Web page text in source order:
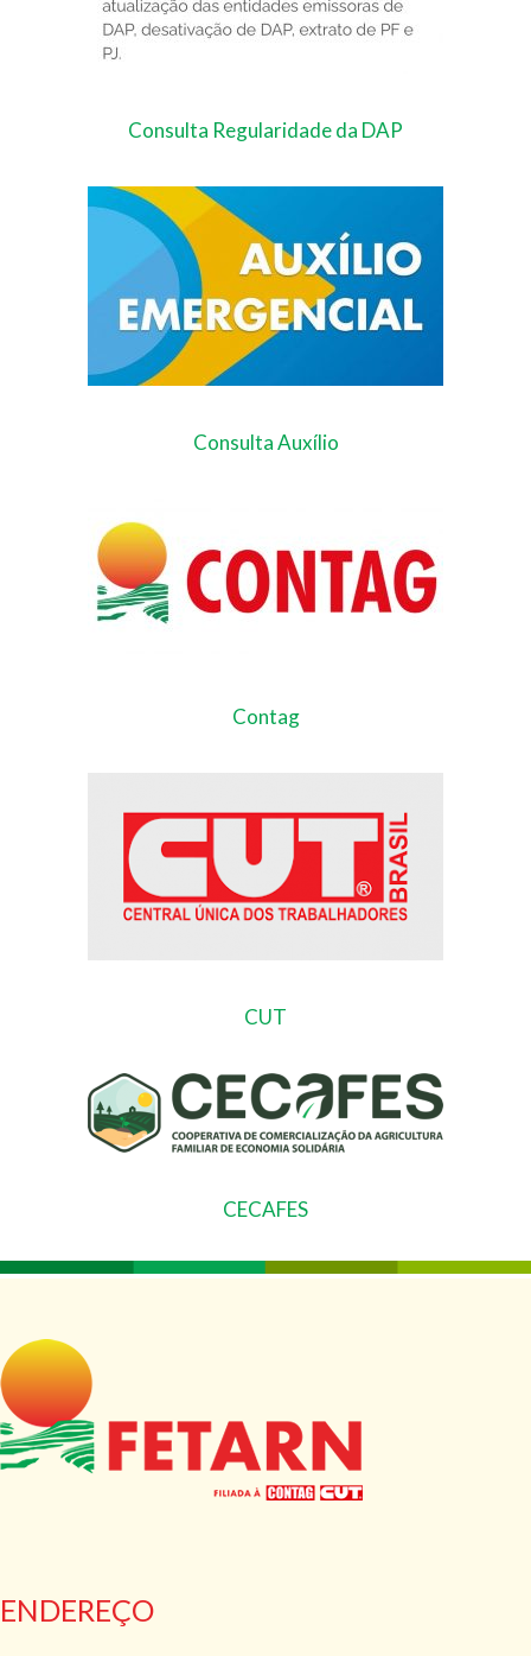
Consulta Regularidade da DAP
Consulta Auxílio
Contag
CUT
CECAFES
ENDEREÇO